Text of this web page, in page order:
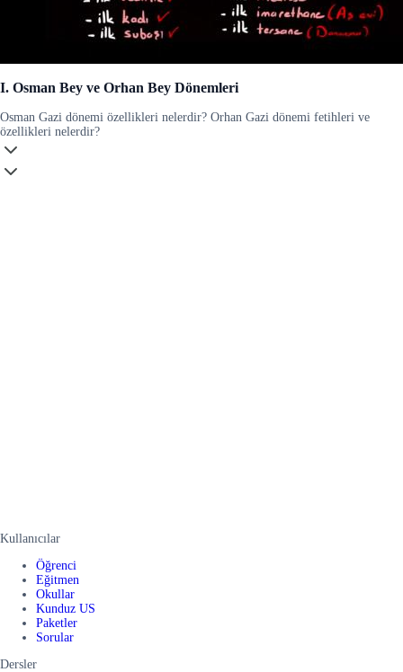
I. Osman Bey ve Orhan Bey Dönemleri
Osman Gazi dönemi özellikleri nelerdir? Orhan Gazi dönemi fetihleri ve
özellikleri nelerdir?
Kullanıcılar
Öğrenci
Eğitmen
Okullar
Kunduz US
Paketler
Sorular
Dersler